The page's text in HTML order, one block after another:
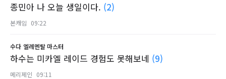
종민아 나 오늘 생일이다. (2)
본캐임 09:22
수다 엘레멘탈 마스터
하수는 미카엘 레이드 경험도 못해보네 (9)
메리제인 09:11